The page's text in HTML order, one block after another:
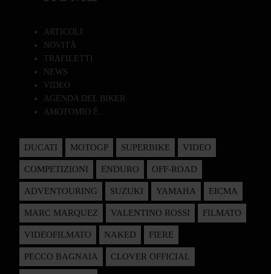
ARTICOLI
NOVITÀ
TRAFILETTI
NEWS
VIDEO
AGENDA DEL BIKER
AMOTOMIO È...
DUCATI MOTOGP SUPERBIKE VIDEO
COMPETIZIONI ENDURO OFF-ROAD
ADVENTOURING SUZUKI YAMAHA EICMA
MARC MARQUEZ VALENTINO ROSSI FILMATO
VIDEOFILMATO NAKED FIERE
PECCO BAGNAIA CLOVER OFFICIAL